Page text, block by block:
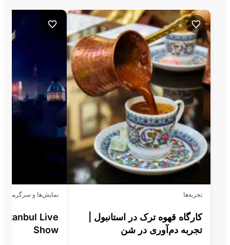
تجربه‌ها
کارگاه قهوه ترک در استانبول |
تجربه دم‌آوری در شن
نمایش‌ها و سرگرمی
Live
Show